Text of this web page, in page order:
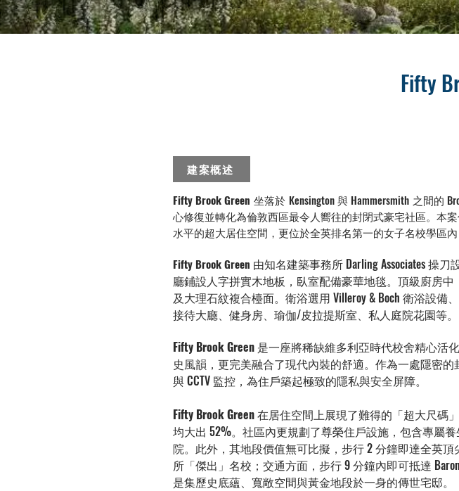
Fifty
建案概述
Fifty Brook Green 坐落於 Kensington 與 Hammersmith 之間的
心修復並轉化為倫敦西區最令人嚮往的封閉式豪宅社區。本
水平的超大居住空間，更位於全英排名第一的女子名校學區
Fifty Brook Green 由知名建築事務所 Darling Associates 操
廳鋪設人字拼實木地板，臥室配備豪華地毯。頂級廚房中
及大理石紋複合檯面。衛浴選用 Villeroy & Boch 衛浴設備
接待大廳、健身房、瑜伽/皮拉提斯室、私人庭院花園等。
Fifty Brook Green 是一座將稀缺維多利亞時代校舍精心活
史風韻，更完美融合了現代內裝的舒適。作為一處隱密的
與 CCTV 監控，為住戶築起極致的隱私與安全屏障。
Fifty Brook Green在居住空間上展現了難得的「超大尺碼
均大出 52%。社區內更規劃了尊榮住戶設施，包含專屬
院。此外，其地段價值無可比擬，步行 2 分鐘即達全英頂
所「傑出」名校；交通方面，步行 9 分鐘內即可抵達
是集歷史底蘊、寬敞空間與黃金地段於一身的傳世宅邸。